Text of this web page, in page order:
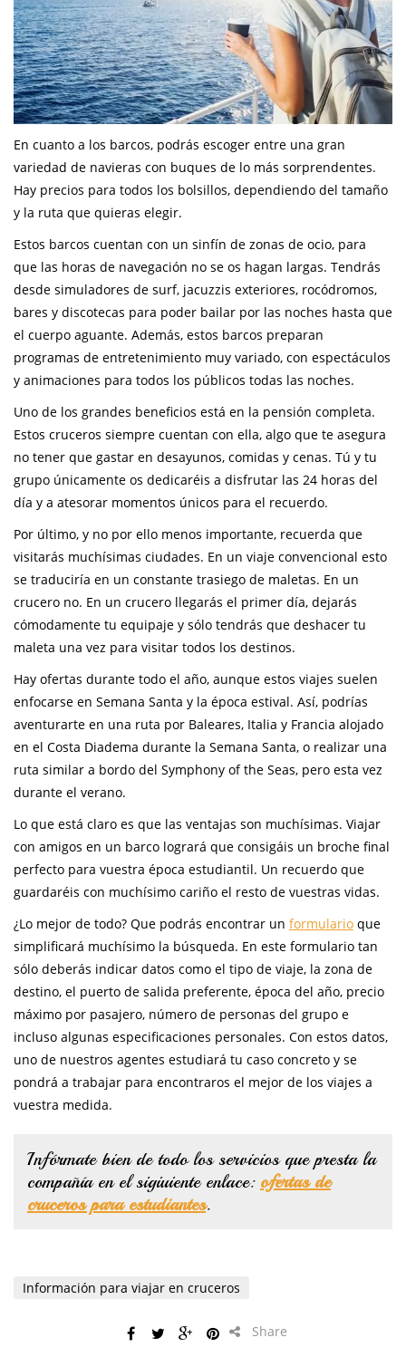
En cuanto a los barcos, podrás escoger entre una gran
variedad de navieras con buques de lo más sorprendentes.
Hay precios para todos los bolsillos, dependiendo del tamaño
y la ruta que quieras elegir.
Estos barcos cuentan con un sinfín de zonas de ocio, para
que las horas de navegación no se os hagan largas. Tendrás
desde simuladores de surf, jacuzzis exteriores, rocódromos,
bares y discotecas para poder bailar por las noches hasta que
el cuerpo aguante. Además, estos barcos preparan
programas de entretenimiento muy variado, con espectáculos
y animaciones para todos los públicos todas las noches.
Uno de los grandes beneficios está en la pensión completa.
Estos cruceros siempre cuentan con ella, algo que te asegura
no tener que gastar en desayunos, comidas y cenas. Tú y tu
grupo únicamente os dedicaréis a disfrutar las 24 horas del
día y a atesorar momentos únicos para el recuerdo.
Por último, y no por ello menos importante, recuerda que
visitarás muchísimas ciudades. En un viaje convencional esto
se traduciría en un constante trasiego de maletas. En un
crucero no. En un crucero llegarás el primer día, dejarás
cómodamente tu equipaje y sólo tendrás que deshacer tu
maleta una vez para visitar todos los destinos.
Hay ofertas durante todo el año, aunque estos viajes suelen
enfocarse en Semana Santa y la época estival. Así, podrías
aventurarte en una ruta por Baleares, Italia y Francia alojado
en el Costa Diadema durante la Semana Santa, o realizar una
ruta similar a bordo del Symphony of the Seas, pero esta vez
durante el verano.
Lo que está claro es que las ventajas son muchísimas. Viajar
con amigos en un barco logrará que consigáis un broche final
perfecto para vuestra época estudiantil. Un recuerdo que
guardaréis con muchísimo cariño el resto de vuestras vidas.
¿Lo mejor de todo? Que podrás encontrar un formulario que
simplificará muchísimo la búsqueda. En este formulario tan
sólo deberás indicar datos como el tipo de viaje, la zona de
destino, el puerto de salida preferente, época del año, precio
máximo por pasajero, número de personas del grupo e
incluso algunas especificaciones personales. Con estos datos,
uno de nuestros agentes estudiará tu caso concreto y se
pondrá a trabajar para encontraros el mejor de los viajes a
vuestra medida.
Infórmate bien de todo los servicios que presta la
compañía en el sigiuiente enlace: ofertas de
cruceros para estudiantes.
Información para viajar en cruceros
Share